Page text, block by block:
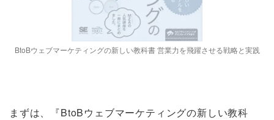
BtoBウェブマーケティングの新しい教科書 営業力を飛躍させる戦略と実践
まずは、『BtoBウェブマーケティングの新しい教科